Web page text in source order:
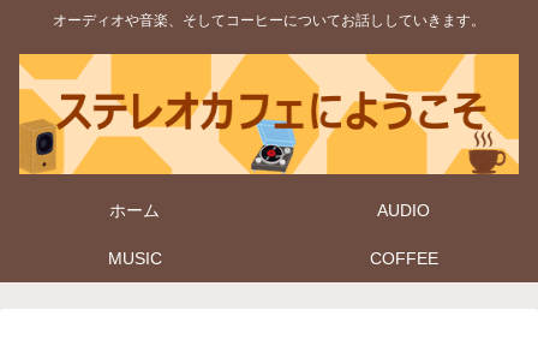
オーディオや音楽、そしてコーヒーについてお話ししていきます。
ホーム AUDIO
MUSIC COFFEE